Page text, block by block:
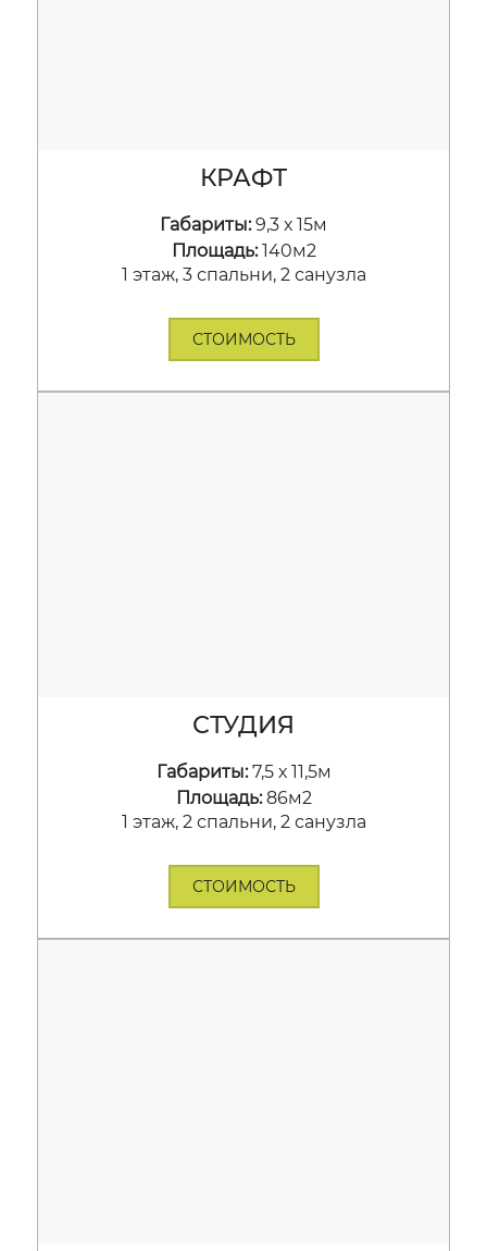
КРАФТ
Габариты:9,3 х 15м
Площадь:140м2
1 этаж, 3 спальни, 2 санузла
СТОИМОСТЬ
СТУДИЯ
Габариты:7,5 х 11,5м
Площадь:86м2
1 этаж, 2 спальни, 2 санузла
СТОИМОСТЬ